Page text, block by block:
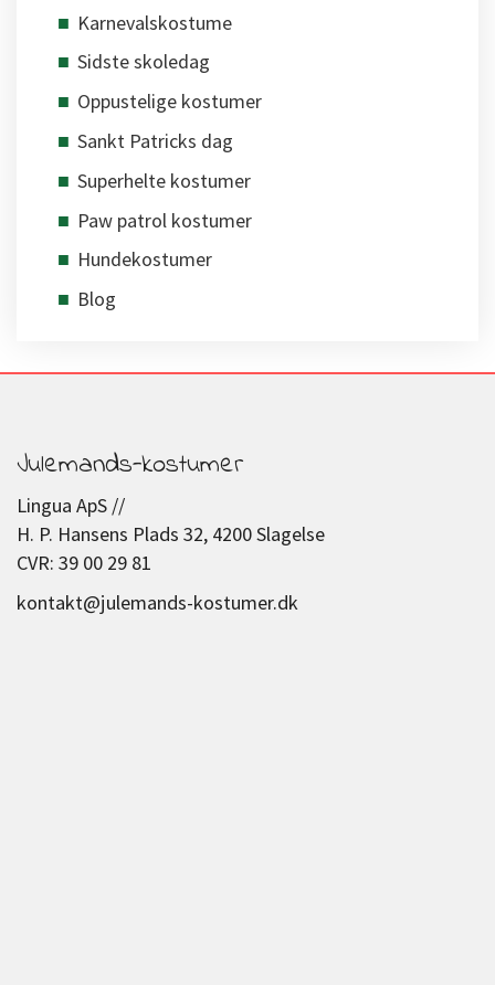
Karnevalskostume
Sidste skoledag
Oppustelige kostumer
Sankt Patricks dag
Superhelte kostumer
Paw patrol kostumer
Hundekostumer
Blog
Julemands-kostumer
Lingua ApS //
H. P. Hansens Plads 32, 4200 Slagelse
CVR: 39 00 29 81
kontakt@julemands-kostumer.dk